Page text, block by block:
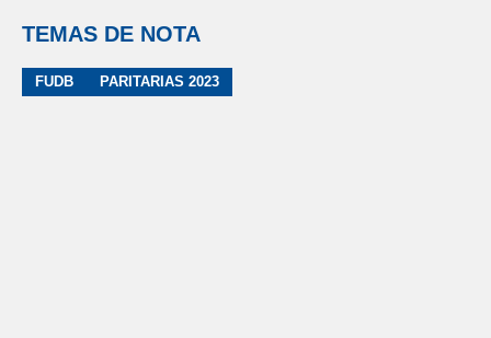
TEMAS DE NOTA
FUDB PARITARIAS 2023